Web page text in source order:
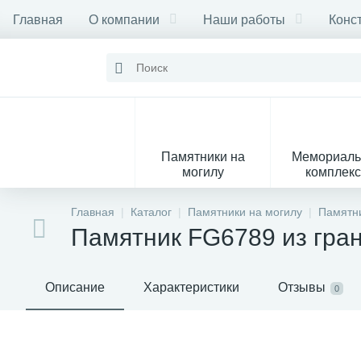
Главная О компании Наши работы
Памятники на
могилу
Главная Каталог Памятники на могилу
Памятник FG6789 из
Описание Характеристики Отзывы 0